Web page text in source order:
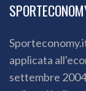
applicata
settembre